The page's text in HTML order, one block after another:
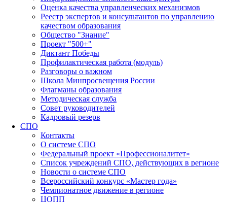
Оценка качества управленческих механизмов
Реестр экспертов и консультантов по управлению
качеством образования
Общество "Знание"
Проект "500+"
Диктант Победы
Профилактическая работа (модуль)
Разговоры о важном
Школа Минпросвещения России
Флагманы образования
Методическая служба
Совет руководителей
Кадровый резерв
СПО
Контакты
О системе СПО
Федеральный проект «Профессионалитет»
Список учреждений СПО, действующих в регионе
Новости о системе СПО
Всероссийский конкурс «Мастер года»
Чемпионатное движение в регионе
ЦОПП